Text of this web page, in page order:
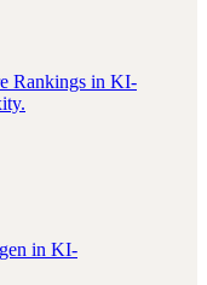
Rankings in KI-
in KI-